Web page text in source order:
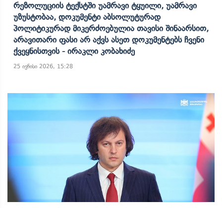
Რეზოლუციის Ტექსტში Უამრავი Ტყუილი, Უამრავი
Უზუსტობაა, Დოკუმენტი Აბსოლუტურად
Პოლიტიკურად Მიკერძოებულია Თავისი Შინაარსით,
Არავითარი Ფასი Არ Აქვს Ასეთ Დოკუმენტებს Ჩვენი
Ქვეყნისთვის - Ირაკლი Კობახიძე
25 ივნისი 2026, 15:28